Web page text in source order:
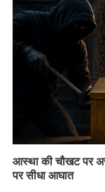
आस्था की चौखट पर
पर सीधा आघात